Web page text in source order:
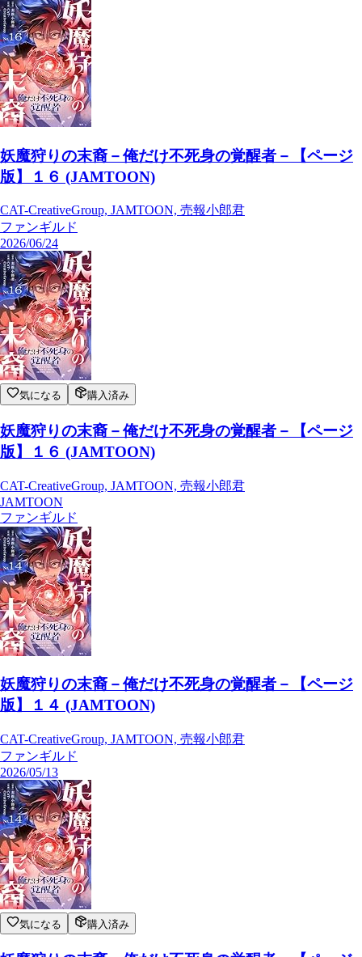
妖魔狩りの末裔－俺だけ不死身の覚醒者－【ページ
版】１６ (JAMTOON)
CAT-CreativeGroup, JAMTOON, 売報小郎君
ファンギルド
2026/06/24
気になる 購入済み
妖魔狩りの末裔－俺だけ不死身の覚醒者－【ページ
版】１６ (JAMTOON)
CAT-CreativeGroup, JAMTOON, 売報小郎君
JAMTOON
ファンギルド
妖魔狩りの末裔－俺だけ不死身の覚醒者－【ページ
版】１４ (JAMTOON)
CAT-CreativeGroup, JAMTOON, 売報小郎君
ファンギルド
2026/05/13
気になる 購入済み